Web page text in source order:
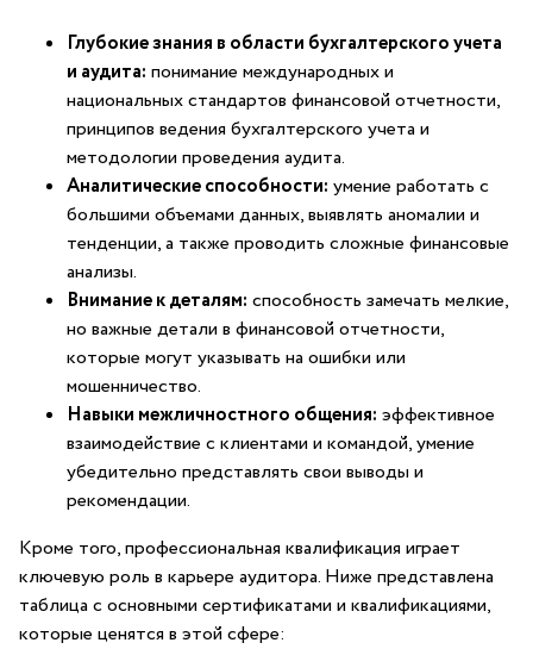
Глубокие знания в области бухгалтерского учета
и ⁣аудита: понимание международных⁣ и
национальных стандартов финансовой отчетности,
принципов ведения бухгалтерского ⁣учета и
методологии проведения аудита.
Аналитические способности: умение‍ работать с
большими объемами данных, выявлять аномалии и
тенденции, а также проводить сложные финансовые
анализы.
Внимание к деталям: способность замечать мелкие,
но важные детали в финансовой⁢ отчетности,
которые могут указывать на ошибки⁤ или
мошенничество.
Навыки межличностного общения: эффективное
взаимодействие с клиентами и командой, умение
убедительно представлять свои ⁣выводы и
рекомендации.
Кроме того, профессиональная квалификация играет
ключевую роль в карьере аудитора.​ Ниже представлена
таблица с основными сертификатами и квалификациями,
которые ценятся в этой сфере: